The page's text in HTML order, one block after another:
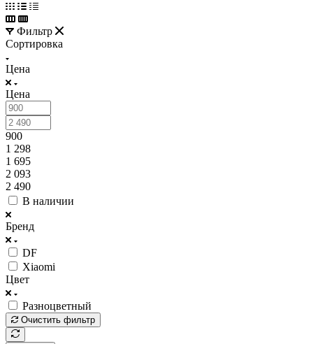
Фильтр
Сортировка
Цена
Цена
900
1 298
1 695
2 093
2 490
В наличии
Бренд
DF
Xiaomi
Цвет
Разноцветный
Очистить фильтр